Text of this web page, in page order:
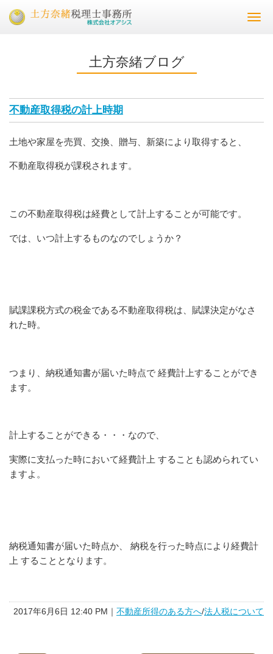
土方奈緒ブログ
不動産取得税の計上時期
土地や家屋を売買、交換、贈与、新築により取得すると、
不動産取得税が課税されます。
この不動産取得税は経費として計上することが可能です。
では、いつ計上するものなのでしょうか？
賦課課税方式の税金である不動産取得税は、賦課決定がなさ
れた時。
つまり、納税通知書が届いた時点で 経費計上することができ
ます。
計上することができる・・・なので、
実際に支払った時において経費計上 することも認められてい
ますよ。
納税通知書が届いた時点か、 納税を行った時点により経費計
上 することとなります。
2017年6月6日 12:40 PM｜ 不動産所得のある方へ/法人税について